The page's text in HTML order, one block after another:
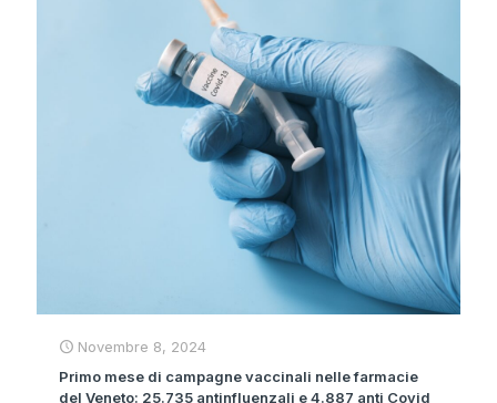
Novembre 8, 2024
Primo mese di campagne vaccinali nelle farmacie
del Veneto: 25.735 antinfluenzali e 4.887 anti Covid